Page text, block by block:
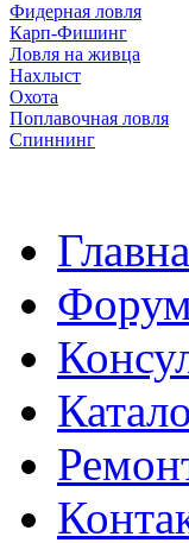
Фидерная ловля
Карп-Фишинг
Ловля на живца
Нахлыст
Охота
Поплавочная ловля
Спиннинг